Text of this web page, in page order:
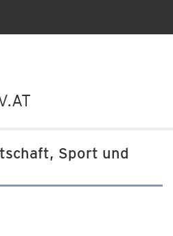
Sport und